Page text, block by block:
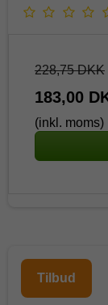
228,75 DKK
183,00
(inkl. moms)
Tilbud